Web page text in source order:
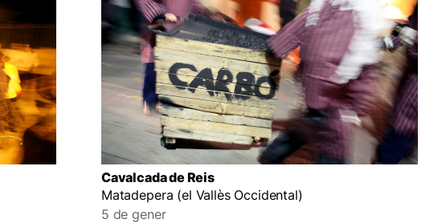
Cavalcada de Reis
Matadepera (el Vallès Occidental)
5 de gener